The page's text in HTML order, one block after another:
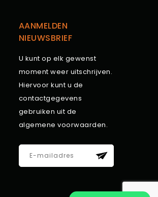
AANMELDEN
NIEUWSBRIEF
U kunt op elk gewenst
moment weer uitschrijven.
Hiervoor kunt u de
contactgegevens
gebruiken uit de
algemene voorwaarden.